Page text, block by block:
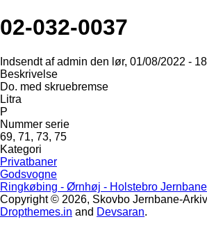
02-032-0037
Indsendt afadmin den lør, 01/08/2022 -
Beskrivelse
Do. med skruebremse
Litra
P
Nummer serie
69, 71, 73, 75
Kategori
Privatbaner
Godsvogne
Ringkøbing - Ørnhøj - Holstebro Jernbane
Copyright © 2026, Skovbo Jernbane-Arkiv
Dropthemes.in and Devsaran.